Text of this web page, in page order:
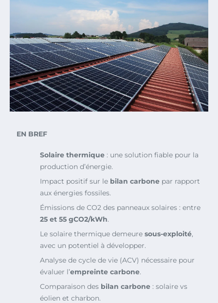
EN BREF
Solaire thermique : une solution fiable pour la
production d’énergie.
Impact positif sur le bilan carbone par rapport
aux énergies fossiles.
Émissions de CO2 des panneaux solaires : entre
25 et 55 gCO2/kWh.
Le solaire thermique demeure sous-exploité,
avec un potentiel à développer.
Analyse de cycle de vie (ACV) nécessaire pour
évaluer l’empreinte carbone.
Comparaison des bilan carbone : solaire vs
éolien et charbon.